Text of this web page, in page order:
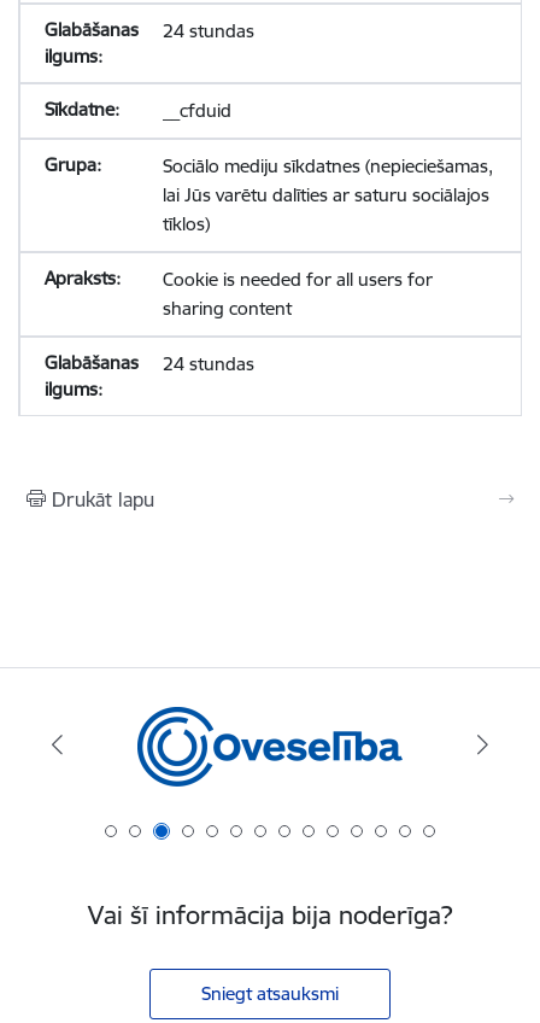
24 stundas
__cfduid
Sociālo mediju sīkdatnes (nepieciešamas,
lai Jūs varētu dalīties ar saturu sociālajos
tīklos)
Cookie is needed for all users for
sharing content
24 stundas
Drukāt lapu
Vai šī informācija bija noderīga?
Sniegt atsauksmi